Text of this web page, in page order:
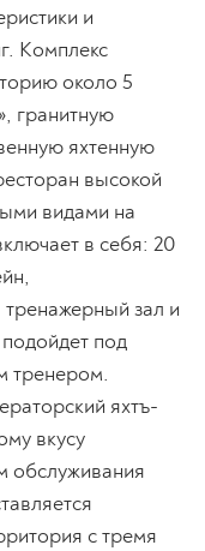
и
Комплекс
около 5
гранитную
яхтенную
высокой
видами на
в себя: 20
зал и
под
тренером.
яхтъ-
вкусу
обслуживания
с тремя